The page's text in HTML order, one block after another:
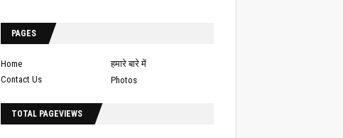
PAGES
Home
हमारे बारे में
Contact Us
Photos
TOTAL PAGEVIEWS